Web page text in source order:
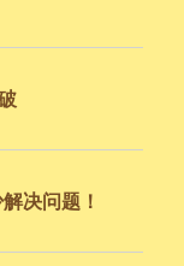
决问题！